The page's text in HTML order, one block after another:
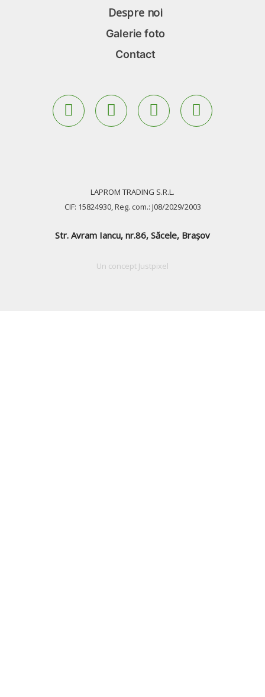
Despre noi
Galerie foto
Contact
LAPROM TRADING S.R.L.
CIF: 15824930, Reg. com.: J08/2029/2003
Str. Avram Iancu, nr.86, Săcele, Braşov
Un concept Justpixel